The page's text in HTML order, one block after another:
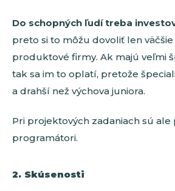
Do schopných ľudí treba
preto si to môžu dovoliť len
produktové firmy. Ak majú veľmi
tak sa im to oplatí, pretože
a drahší než výchova juniora.
Pri projektových zadaniach sú
programátori.
2. Skúsenosti